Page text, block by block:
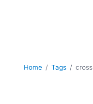
Home Tags